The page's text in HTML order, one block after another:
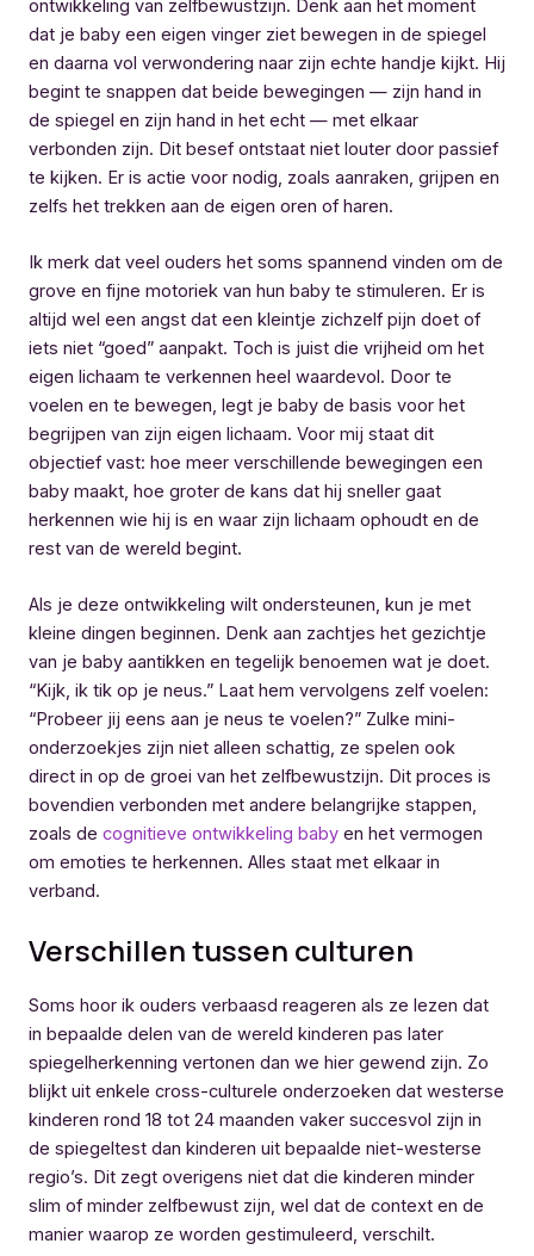
ontwikkeling van zelfbewustzijn. Denk aan het moment
dat je baby een eigen vinger ziet bewegen in de spiegel
en daarna vol verwondering naar zijn echte handje kijkt. Hij
begint te snappen dat beide bewegingen — zijn hand in
de spiegel en zijn hand in het echt — met elkaar
verbonden zijn. Dit besef ontstaat niet louter door passief
te kijken. Er is actie voor nodig, zoals aanraken, grijpen en
zelfs het trekken aan de eigen oren of haren.
Ik merk dat veel ouders het soms spannend vinden om de
grove en fijne motoriek van hun baby te stimuleren. Er is
altijd wel een angst dat een kleintje zichzelf pijn doet of
iets niet “goed” aanpakt. Toch is juist die vrijheid om het
eigen lichaam te verkennen heel waardevol. Door te
voelen en te bewegen, legt je baby de basis voor het
begrijpen van zijn eigen lichaam. Voor mij staat dit
objectief vast: hoe meer verschillende bewegingen een
baby maakt, hoe groter de kans dat hij sneller gaat
herkennen wie hij is en waar zijn lichaam ophoudt en de
rest van de wereld begint.
Als je deze ontwikkeling wilt ondersteunen, kun je met
kleine dingen beginnen. Denk aan zachtjes het gezichtje
van je baby aantikken en tegelijk benoemen wat je doet.
“Kijk, ik tik op je neus.” Laat hem vervolgens zelf voelen:
“Probeer jij eens aan je neus te voelen?” Zulke mini-
onderzoekjes zijn niet alleen schattig, ze spelen ook
direct in op de groei van het zelfbewustzijn. Dit proces is
bovendien verbonden met andere belangrijke stappen,
zoals de cognitieve ontwikkeling baby en het vermogen
om emoties te herkennen. Alles staat met elkaar in
verband.
Verschillen tussen culturen
Soms hoor ik ouders verbaasd reageren als ze lezen dat
in bepaalde delen van de wereld kinderen pas later
spiegelherkenning vertonen dan we hier gewend zijn. Zo
blijkt uit enkele cross-culturele onderzoeken dat westerse
kinderen rond 18 tot 24 maanden vaker succesvol zijn in
de spiegeltest dan kinderen uit bepaalde niet-westerse
regio’s. Dit zegt overigens niet dat die kinderen minder
slim of minder zelfbewust zijn, wel dat de context en de
manier waarop ze worden gestimuleerd, verschilt.